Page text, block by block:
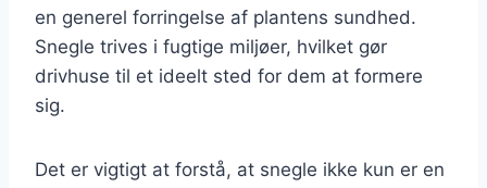
en generel forringelse af plantens sundhed.
Snegle trives i fugtige miljøer, hvilket gør
drivhuse til et ideelt sted for dem at formere
sig.
Det er vigtigt at forstå, at snegle ikke kun er en